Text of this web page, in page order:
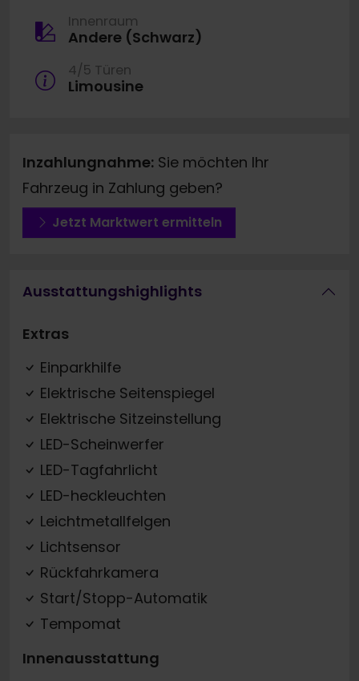
Innenraum
Andere (Schwarz)
4/5 Türen
Limousine
Inzahlungnahme: Sie möchten Ihr
Fahrzeug in Zahlung geben?
Jetzt Marktwert ermitteln
Ausstattungshighlights
Extras
Einparkhilfe
Elektrische Seitenspiegel
Elektrische Sitzeinstellung
LED-Scheinwerfer
LED-Tagfahrlicht
LED-heckleuchten
Leichtmetallfelgen
Lichtsensor
Rückfahrkamera
Start/Stopp-Automatik
Tempomat
Innenausstattung